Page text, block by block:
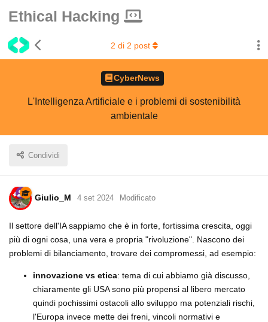
Ethical Hacking
CyberNews
L'Intelligenza Artificiale e i problemi di sostenibilità
ambientale
Condividi
2 di 2 post
Giulio_M 4 set 2024 Modificato
Il settore dell'IA sappiamo che è in forte, fortissima crescita, oggi
più di ogni cosa, una vera e propria "rivoluzione". Nascono dei
problemi di bilanciamento, trovare dei compromessi, ad esempio:
innovazione vs etica: tema di cui abbiamo già discusso,
chiaramente gli USA sono più propensi al libero mercato
quindi pochissimi ostacoli allo sviluppo ma potenziali rischi,
l'Europa invece mette dei freni, vincoli normativi e